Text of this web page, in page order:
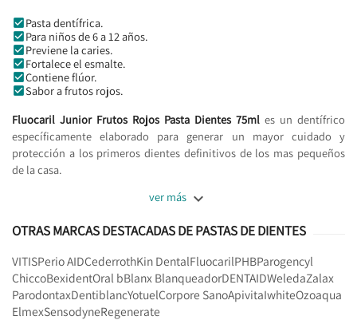
Pasta dentífrica.
Para niños de 6 a 12 años.
Previene la caries.
Fortalece el esmalte.
Contiene flúor.
Sabor a frutos rojos.
Fluocaril Junior Frutos Rojos Pasta Dientes 75ml es un dentífrico
específicamente elaborado para generar un mayor cuidado y
protección a los primeros dientes definitivos de los mas pequeños
de la casa.
ver más 
OTRAS MARCAS DESTACADAS DE PASTAS DE DIENTES
VITISPerio AIDCederrothKin DentalFluocarilPHBParogencyl
ChiccoBexidentOral bBlanx BlanqueadorDENTAIDWeledaZalax
ParodontaxDentiblancYotuelCorpore SanoApivitaIwhiteOzoaqua
ElmexSensodyneRegenerate